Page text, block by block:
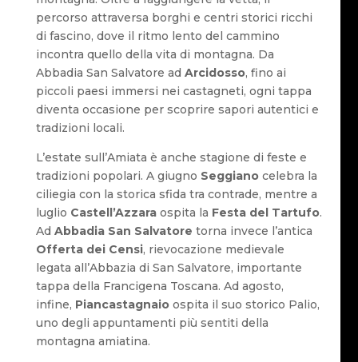
percorso attraversa borghi e centri storici ricchi
di fascino, dove il ritmo lento del cammino
incontra quello della vita di montagna. Da
Abbadia San Salvatore ad Arcidosso, fino ai
piccoli paesi immersi nei castagneti, ogni tappa
diventa occasione per scoprire sapori autentici e
tradizioni locali.
L’estate sull’Amiata è anche stagione di feste e
tradizioni popolari. A giugno Seggianocelebra la
ciliegia con la storica sfida tra contrade, mentre a
luglio Castell’Azzaraospita la Festa del Tartufo.
Ad Abbadia San Salvatore torna invece l’antica
Offerta dei Censi, rievocazione medievale
legata all’Abbazia di San Salvatore, importante
tappa della Francigena Toscana. Ad agosto,
infine, Piancastagnaioospita il suo storico Palio,
uno degli appuntamenti più sentiti della
montagna amiatina.